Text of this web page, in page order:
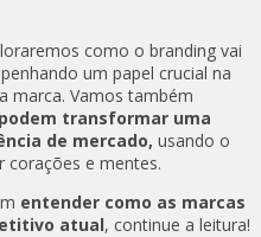
como o branding vai
um papel crucial na
marca. Vamos também
transformar uma
de mercado, usando o
corações e mentes.
entender como as marcas
atual, continue a leitura!